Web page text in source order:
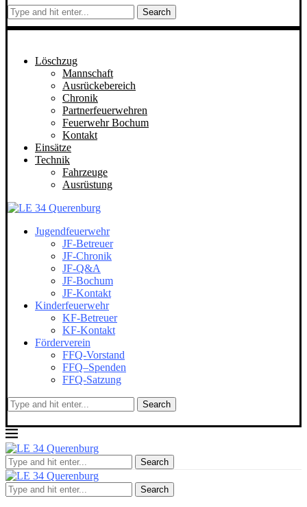
Search
Löschzug
Mannschaft
Ausrückebereich
Chronik
Partnerfeuerwehren
Feuerwehr Bochum
Kontakt
Einsätze
Technik
Fahrzeuge
Ausrüstung
Jugendfeuerwehr
JF-Betreuer
JF-Chronik
JF-Q&A
JF-Bochum
JF-Kontakt
Kinderfeuerwehr
KF-Betreuer
KF-Kontakt
Förderverein
FFQ-Vorstand
FFQ–Spenden
FFQ-Satzung
Search
Search
Search